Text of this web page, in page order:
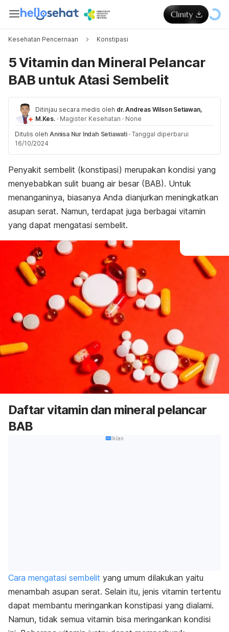
Kesehatan Pencernaan Konstipasi
5 Vitamin dan Mineral Pelancar
BAB untuk Atasi Sembelit
Ditinjau secara medis oleh dr. Andreas Wilson Setiawan,
M.Kes. · Magister Kesehatan · None
Ditulis oleh Annisa Nur Indah Setiawati · Tanggal diperbarui
16/10/2024
Penyakit sembelit (konstipasi) merupakan kondisi yang
menyebabkan sulit buang air besar (BAB). Untuk
menanganinya, biasanya Anda dianjurkan meningkatkan
asupan serat. Namun, terdapat juga berbagai vitamin
yang dapat mengatasi sembelit.
Daftar vitamin dan mineral pelancar
BAB
Iklan
Cara mengatasi sembelit yang umum dilakukan yaitu
menambah asupan serat. Selain itu, jenis vitamin tertentu
dapat membantu meringankan konstipasi yang dialami.
Namun, tidak semua vitamin bisa meringankan kondisi